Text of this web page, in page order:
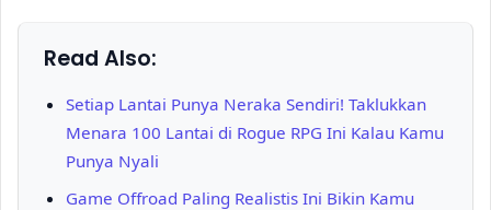
Read Also:
Setiap Lantai Punya Neraka Sendiri! Taklukkan
Menara 100 Lantai di Rogue RPG Ini Kalau Kamu
Punya Nyali
Game Offroad Paling Realistis Ini Bikin Kamu